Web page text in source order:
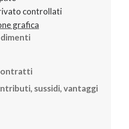
controllati
grafica
sussidi, vantaggi